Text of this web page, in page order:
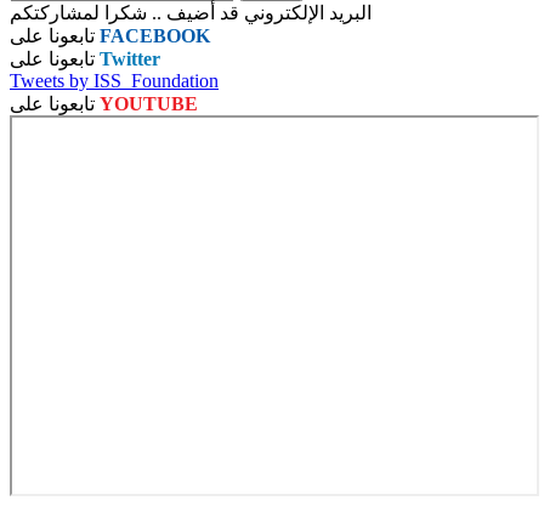
البريد الإلكتروني قد أضيف .. شكرا لمشاركتكم
FACEBOOK
Twitter
Tweets by ISS_Foundation
YOUTUBE